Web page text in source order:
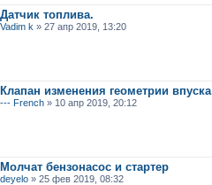
Датчик топлива.
Vadim k » 27 апр 2019, 13:20
Клапан изменения геометрии впуска
--- French » 10 апр 2019, 20:12
Молчат бензонасос и стартер
deyelo » 25 фев 2019, 08:32